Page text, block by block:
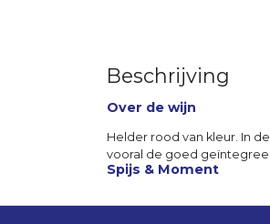
Beschrijving
Over de wijn
Helder rood van kleur. In
vooral de goed
Spijs & Moment